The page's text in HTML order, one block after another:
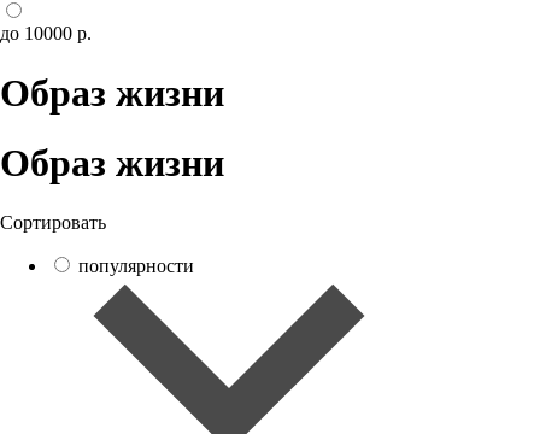
до 10000 р.
Образ жизни
Образ жизни
Сортировать
популярности